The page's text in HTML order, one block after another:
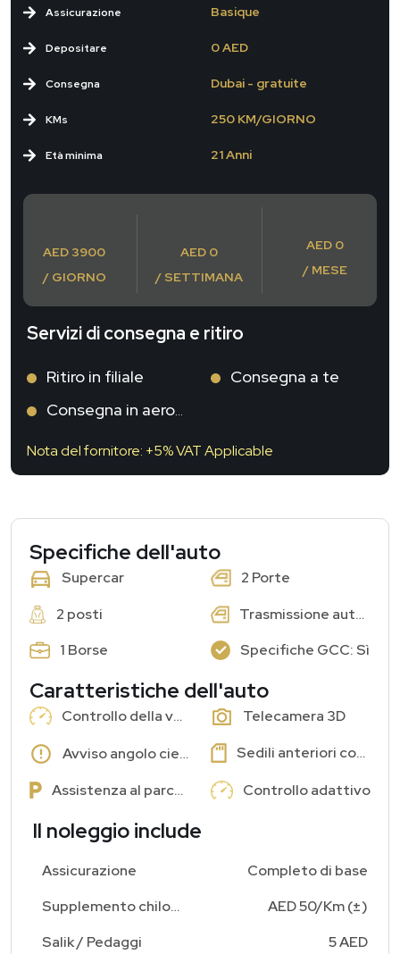
Assicurazione
Depositare
Basique
0 AED
Consegna
KMs
Età minima
Dubai - gratuite
250 KM/GIORNO
21 Anni
AED 3900
/ GIORNO
AED 0
/ SETTIMANA
AED 0
/ MESE
Servizi di consegna e ritiro
Ritiro in filiale
Consegna a te
Consegna in aeroporto
Nota del fornitore: +5% VAT Applicable
Specifiche dell'auto
Supercar
2 Porte
2 posti
Trasmissione automatica
1 Borse
Specifiche GCC: Sì
Caratteristiche dell'auto
Controllo della velocità di crociera
Telecamera 3D
Avviso angolo cieco
Sedili anteriori con memoria
Assistenza al parcheggio
Controllo adattivo
Il noleggio include
Assicurazione
Supplemento chilometraggio aggiuntivo
Salik / Pedaggi
Completo di base
AED 50/Km (±)
5 AED